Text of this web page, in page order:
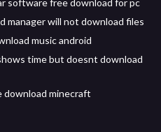
software free download for pc
manager will not download files
music android
time but doesnt download
download minecraft